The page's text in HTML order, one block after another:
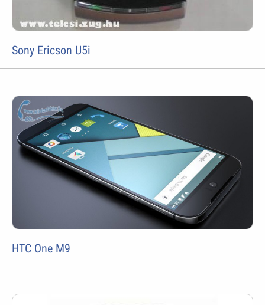
Sony Ericson U5i
HTC One M9